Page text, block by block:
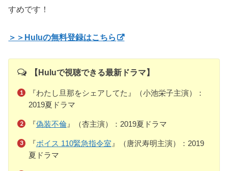
すめです！
＞＞Huluの無料登録はこちら
【Huluで視聴できる最新ドラマ】
『わたし旦那をシェアしてた』（小池栄子主演）：
2019夏ドラマ
『偽装不倫』（杏主演）：2019夏ドラマ
『ボイス 110緊急指令室』（唐沢寿明主演）：2019
夏ドラマ